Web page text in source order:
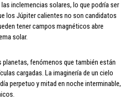
inclemencias solares, lo que podría ser
los Júpiter calientes no son candidatos
tener campos magnéticos abre
solar.
fenómenos que también están
cargadas. La imaginería de un cielo
perpetuo y mitad en noche interminable,